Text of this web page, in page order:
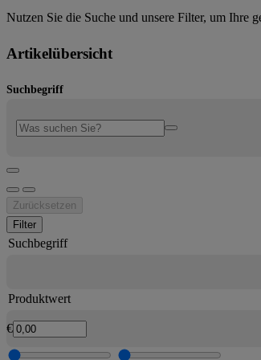
Nutzen Sie die Suche und unsere Filter, um Ihre
Artikelübersicht
Suchbegriff
Zurücksetzen
Filter
Suchbegriff
Produktwert
€